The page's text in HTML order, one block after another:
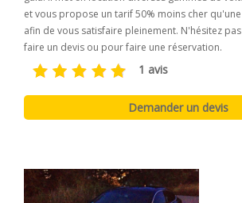
et vous propose un tarif 50% moins cher
afin de vous satisfaire pleinement. N'hésitez
faire un devis ou pour faire une réservation.
1 avis